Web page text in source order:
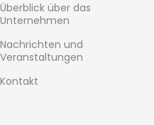
Überblick über das
Unternehmen
Nachrichten und
Veranstaltungen
Kontakt